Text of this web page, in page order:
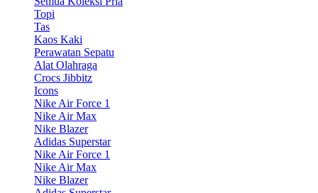
Topi
Tas
Kaos Kaki
Perawatan Sepatu
Alat Olahraga
Crocs Jibbitz
Icons
Nike Air Force 1
Nike Air Max
Nike Blazer
Adidas Superstar
Nike Air Force 1
Nike Air Max
Nike Blazer